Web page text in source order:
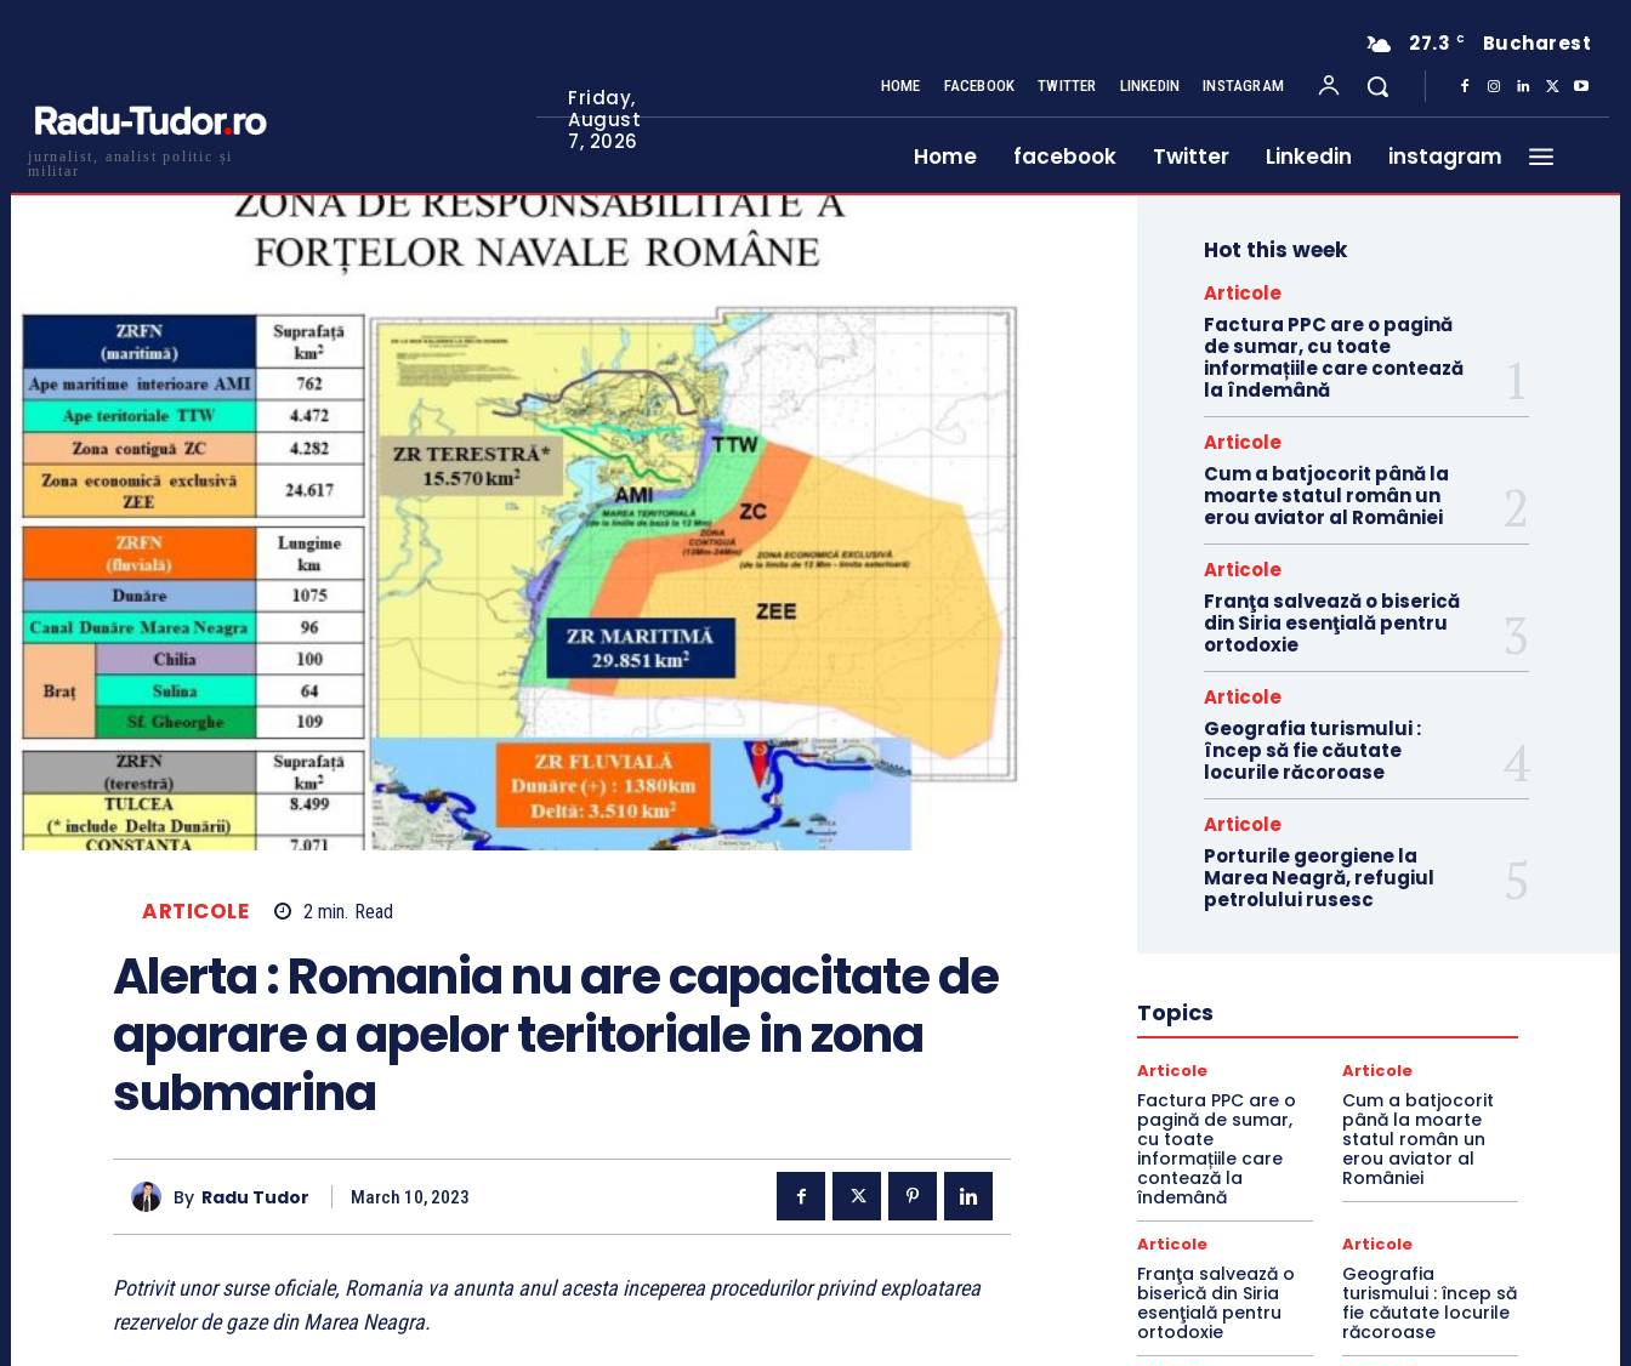
jurnalist, analist politic și
militar
Friday,
August
7, 2026
27.3 C Bucharest
HOME FACEBOOK TWITTER LINKEDIN INSTAGRAM
Home facebook Twitter Linkedin instagram
ARTICOLE 2 min. Read
Alerta : Romania nu are capacitate de
aparare a apelor teritoriale in zona
submarina
By Radu Tudor March 10, 2023
Potrivit unor surse oficiale, Romania va anunta anul acesta inceperea procedurilor privind exploatarea
rezervelor de gaze din Marea Neagra.
Hot this week
Articole
Factura PPC are o pagină
de sumar, cu toate
informațiile care contează
la îndemână
Articole
Cum a batjocorit până la
moarte statul român un
erou aviator al României
Articole
Franţa salvează o biserică
din Siria esenţială pentru
ortodoxie
Articole
Geografia turismului :
încep să fie căutate
locurile răcoroase
Articole
Porturile georgiene la
Marea Neagră, refugiul
petrolului rusesc
Topics
Articole
Factura PPC are o
pagină de sumar,
cu toate
informațiile care
contează la
îndemână
Articole
Cum a batjocorit
până la moarte
statul român un
erou aviator al
României
Articole
Franţa salvează o
biserică din Siria
esenţială pentru
ortodoxie
Articole
Geografia
turismului : încep să
fie căutate locurile
răcoroase